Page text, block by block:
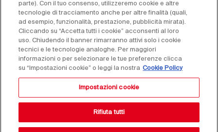
Disclaimer D. Lgs. 231/01
Cookies Condizioni di vendita
Dichiarazione di
accessibilità
parte). Con il tuo consenso, utilizzeremo cookie e altre
tecnologie di tracciamento anche per altre finalità (quali,
ad esempio, funzionalità, prestazione, pubblicità mirata).
Cliccando su “Accetta tutti i cookie” acconsenti al loro
uso. Chiudendo il banner rimarranno attivi solo i cookie
tecnici e le tecnologie analoghe. Per maggiori
informazioni o per selezionare le tue preferenze clicca
su “Impostazioni cookie” o leggi la nostra Cookie Policy
Impostazioni cookie
Rifiuta tutti